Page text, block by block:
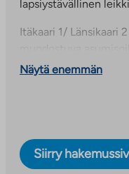
lapsiystävällinen
Itäkaari 1/ Länsikaari
Ahjonlaaksossa.
rivitaloasunnot
Taloyhtiön piha on
Näytä enemmän
Siirry